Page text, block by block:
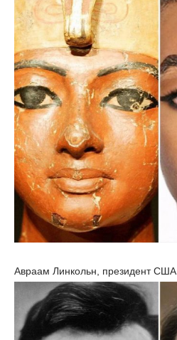
Авраам Линкольн, президент США